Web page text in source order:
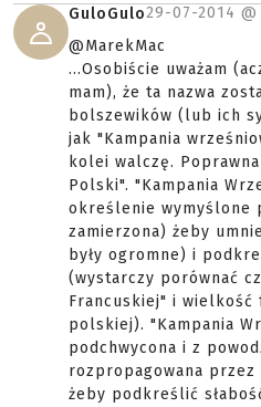
GuloGulo29-07-2014 @
@MarekMac
...Osobiście uważam
mam), że ta nazwa
bolszewików (lub ich
jak "Kampania
kolei walczę.
Polski". "Kampania
określenie wymyślone
zamierzona) żeby
były ogromne) i
(wystarczy porównać
Francuskiej" i wielkość
polskiej). "Kampania
podchwycona i z
rozpropagowana
żeby podkreślić